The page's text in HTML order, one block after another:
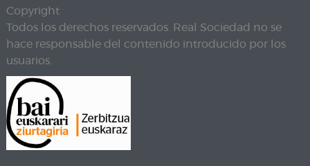
Copyright
Todos los derechos reservados. Real Sociedad no se
hace responsable del contenido introducido por los
usuarios.